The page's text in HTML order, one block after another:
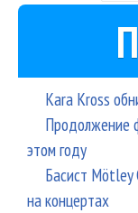
Kara Kross
Продолжение
этом году
Басист Mötley
на концертах